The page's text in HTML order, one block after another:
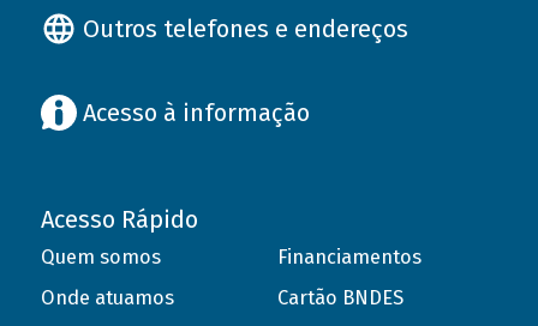
Outros telefones e endereços
Acesso à informação
Acesso Rápido
Quem somos
Onde atuamos
Financiamentos
Cartão BNDES